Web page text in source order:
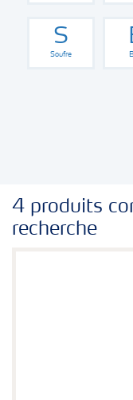
S
Soufre
4 produits
recherche